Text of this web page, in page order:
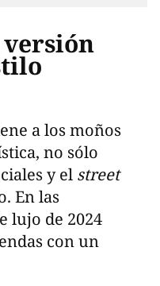
a los moños
no sólo
y el street
En las
lujo de 2024
con un